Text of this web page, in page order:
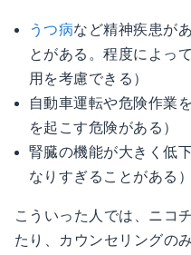
うつ病など精神疾患が
とがある。程度によっ
用を考慮できる）
自動車運転や危険作業
を起こす危険がある）
腎臓の機能が大きく低
なりすぎることがある）
こういった人では、ニコ
たり、カウンセリングの